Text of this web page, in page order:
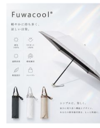
価格の高い
順
価格の低い
順
人気順
売上点数順
お気に入り
料